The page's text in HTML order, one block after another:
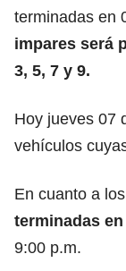
terminadas en
impares será
3, 5, 7 y 9.
Hoy jueves 07
vehículos
En cuanto a los
terminadas en
9:00 p.m.